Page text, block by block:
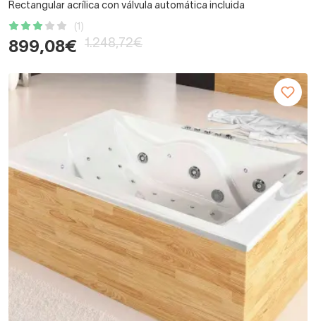
Rectangular acrílica con válvula automática incluida
(1)
899,08€ 1.248,72€